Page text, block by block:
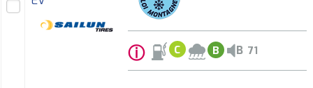
ⓘ C B B 71